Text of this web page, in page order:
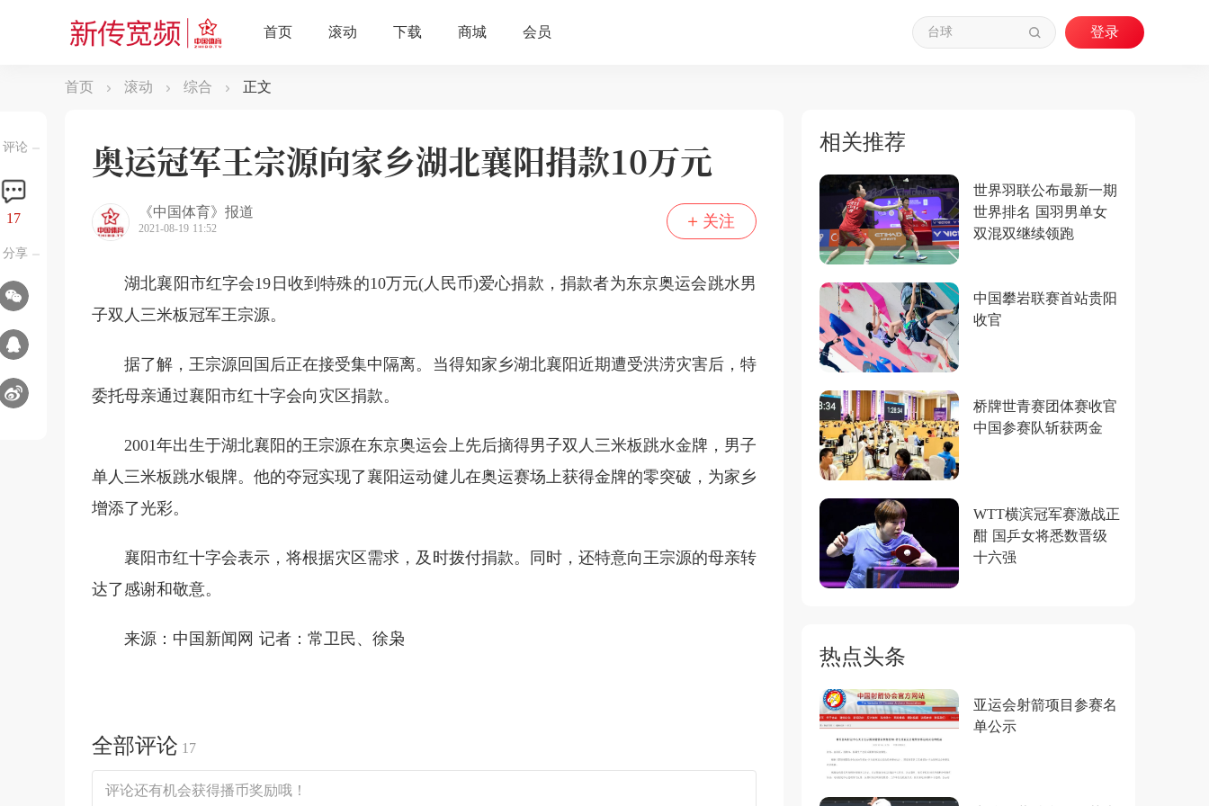
首页 滚动 综合 正文
评论
17
分享
奥运冠军王宗源向家乡湖北襄阳捐款10万元
《中国体育》报道
2021-08-19 11:52 关注
湖北襄阳市红字会19日收到特殊的10万元(人民币)爱心捐款，捐款者为东京奥运会跳水男
子双人三米板冠军王宗源。
据了解，王宗源回国后正在接受集中隔离。当得知家乡湖北襄阳近期遭受洪涝灾害后，特
委托母亲通过襄阳市红十字会向灾区捐款。
2001年出生于湖北襄阳的王宗源在东京奥运会上先后摘得男子双人三米板跳水金牌，男子
单人三米板跳水银牌。他的夺冠实现了襄阳运动健儿在奥运赛场上获得金牌的零突破，为家乡
增添了光彩。
襄阳市红十字会表示，将根据灾区需求，及时拨付捐款。同时，还特意向王宗源的母亲转
达了感谢和敬意。
来源：中国新闻网 记者：常卫民、徐枭
全部评论 17
相关推荐
世界羽联公布最新一期
世界排名 国羽男单女
双混双继续领跑
中国攀岩联赛首站贵阳
收官
桥牌世青赛团体赛收官
中国参赛队斩获两金
WTT横滨冠军赛激战正
酣 国乒女将悉数晋级
十六强
热点头条
亚运会射箭项目参赛名
单公示